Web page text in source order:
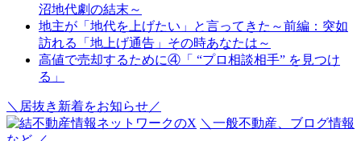
沼地代劇の結末～
地主が「地代を上げたい」と言ってきた～前編：突如
訪れる「地上げ通告」その時あなたは～
高値で売却するために④「 “プロ相談相手” を見つけ
る」
＼居抜き新着をお知らせ／
＼一般不動産、ブログ情報